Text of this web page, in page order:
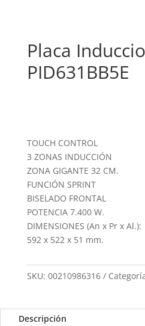
Placa
PID631BB5E
TOUCH CONTROL
3 ZONAS INDUCCIÓN
ZONA GIGANTE 32 CM.
FUNCIÓN SPRINT
BISELADO FRONTAL
POTENCIA 7.400 W.
DIMENSIONES (An x Pr x Al.):
592 x 522 x 51 mm.
SKU: 00210986316
Descripción